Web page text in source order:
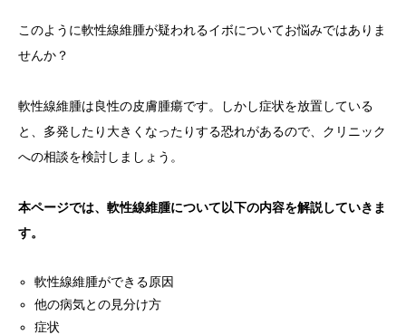
このように軟性線維腫が疑われるイボについてお悩みではありま
せんか？
軟性線維腫は良性の皮膚腫瘍です。しかし症状を放置している
と、多発したり大きくなったりする恐れがあるので、クリニック
への相談を検討しましょう。
本ページでは、軟性線維腫について以下の内容を解説していきま
す。
軟性線維腫ができる原因
他の病気との見分け方
症状